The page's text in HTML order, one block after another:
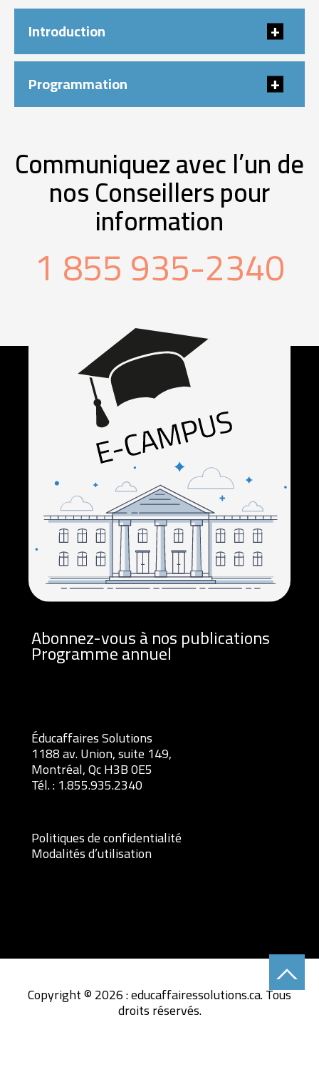
Introduction
Programmation
Communiquez avec l’un de
nos Conseillers pour
information
1 855 935-2340
Abonnez-vous à nos publications
Programme annuel
Éducaffaires Solutions
1188 av. Union, suite 149,
Montréal, Qc H3B 0E5
Tél. :1.855.935.2340
Politiques de confidentialité
Modalités d’utilisation
Copyright © 2026 : educaffairessolutions.ca. Tous
droits réservés.